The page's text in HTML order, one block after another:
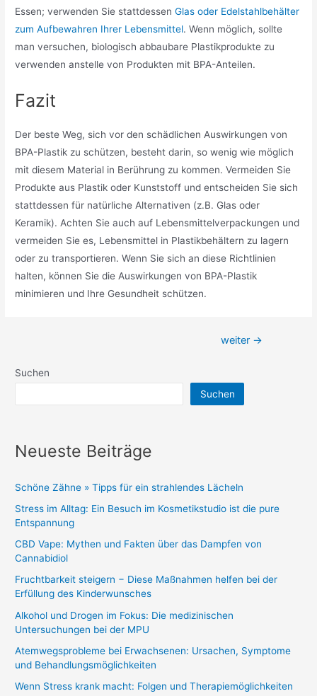
Essen; verwenden Sie stattdessenGlas oder Edelstahlbehälter
zum Aufbewahren Ihrer Lebensmittel. Wenn möglich, sollte
man versuchen, biologisch abbaubare Plastikprodukte zu
verwenden anstelle von Produkten mit BPA-Anteilen.
Fazit
Der beste Weg, sich vor den schädlichen Auswirkungen von
BPA-Plastik zu schützen, besteht darin, so wenig wie möglich
mit diesem Material in Berührung zu kommen. Vermeiden Sie
Produkte aus Plastik oder Kunststoff und entscheiden Sie sich
stattdessen für natürliche Alternativen (z.B. Glas oder
Keramik). Achten Sie auch auf Lebensmittelverpackungen und
vermeiden Sie es, Lebensmittel in Plastikbehältern zu lagern
oder zu transportieren. Wenn Sie sich an diese Richtlinien
halten, können Sie die Auswirkungen von BPA-Plastik
minimieren und Ihre Gesundheit schützen.
weiter →
Suchen
Suchen
Neueste Beiträge
Schöne Zähne » Tipps für ein strahlendes Lächeln
Stress im Alltag: Ein Besuch im Kosmetikstudio ist die pure
Entspannung
CBD Vape: Mythen und Fakten über das Dampfen von
Cannabidiol
Fruchtbarkeit steigern − Diese Maßnahmen helfen bei der
Erfüllung des Kinderwunsches
Alkohol und Drogen im Fokus: Die medizinischen
Untersuchungen bei der MPU
Atemwegsprobleme bei Erwachsenen: Ursachen, Symptome
und Behandlungsmöglichkeiten
Wenn Stress krank macht: Folgen und Therapiemöglichkeiten